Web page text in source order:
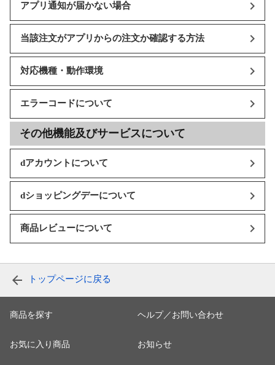
アプリ通知が届かない場合
当該注文がアプリからの注文か確認する方法
対応機種・動作環境
エラーコードについて
その他機能及びサービスについて
dアカウントについて
dショッピングデーについて
商品レビューについて
トップページに戻る
商品を探す
お気に入り商品
ヘルプ／お問い合わせ
お知らせ